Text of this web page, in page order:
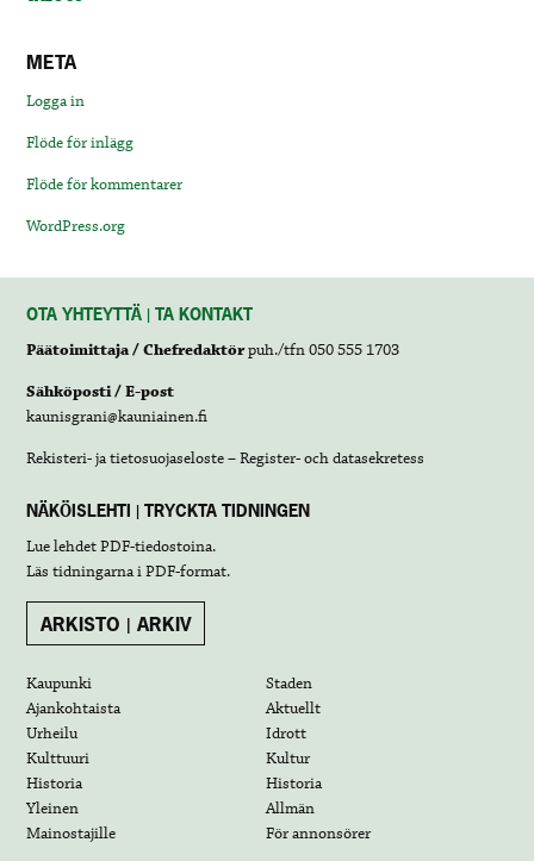
META
Logga in
Flöde för inlägg
Flöde för kommentarer
WordPress.org
OTA YHTEYTTÄ | TA KONTAKT
Päätoimittaja / Chefredaktörpuh./tfn 050 555 1703
Sähköposti / E-post
kaunisgrani@kauniainen.fi
Rekisteri- ja tietosuojaseloste – Register- och datasekretess
NÄKÖISLEHTI | TRYCKTA TIDNINGEN
Lue lehdetPDF-tiedostoina.
Läs tidningarna iPDF-format.
ARKISTO | ARKIV
Kaupunki
Staden
Ajankohtaista
Aktuellt
Urheilu
Idrott
Kulttuuri
Kultur
Historia
Historia
Yleinen
Allmän
Mainostajille
För annonsörer